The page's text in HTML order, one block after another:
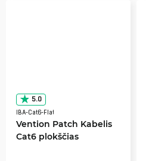
5.0
IBA-Cat6-Flat
Vention Patch Kabelis
Cat6 plokščias